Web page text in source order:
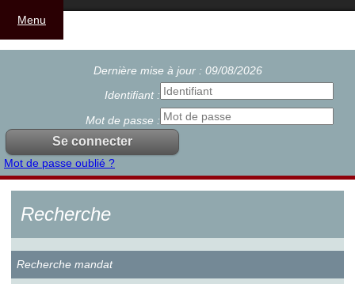
Dernière mise à jour : 09/08/2026
Identifiant :
Mot de passe :
Mot de passe oublié ?
Menu
Recherche
Recherche mandat